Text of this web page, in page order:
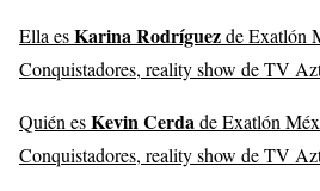
Ella esKarina Rodríguezde Exatlón
Conquistadores, reality show de TV
Quién esKevin Cerda de Exatlón
Conquistadores, reality show de TV